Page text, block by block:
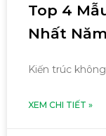
Top 4
Nhất
Kiến trúc
XEM CHI TIẾT »